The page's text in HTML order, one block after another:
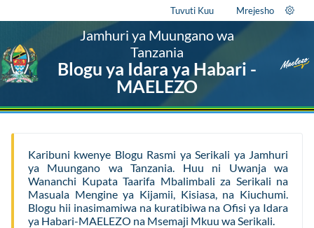
Tuvuti Kuu Mrejesho
Jamhuri ya Muungano wa
Tanzania
Blogu ya Idara ya Habari -
MAELEZO
Karibuni kwenye Blogu Rasmi ya Serikali ya Jamhuri
ya Muungano wa Tanzania. Huu ni Uwanja wa
Wananchi Kupata Taarifa Mbalimbali za Serikali na
Masuala Mengine ya Kijamii, Kisiasa, na Kiuchumi.
Blogu hii inasimamiwa na kuratibiwa na Ofisi ya Idara
ya Habari-MAELEZO na Msemaji Mkuu wa Serikali.